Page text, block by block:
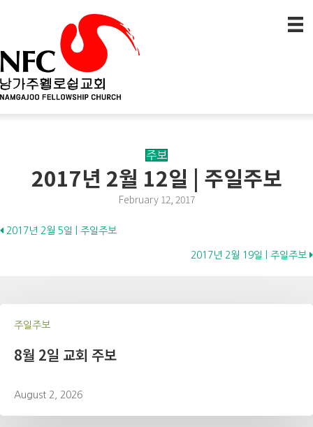
주보
2017년 2월 12일 | 주일주보
February 12, 2017
Posts
2017년 2월 5일 | 주일주보
2017년 2월 19일 | 주일주보
주일주보
8월 2일 교회 주보
August 2, 2026